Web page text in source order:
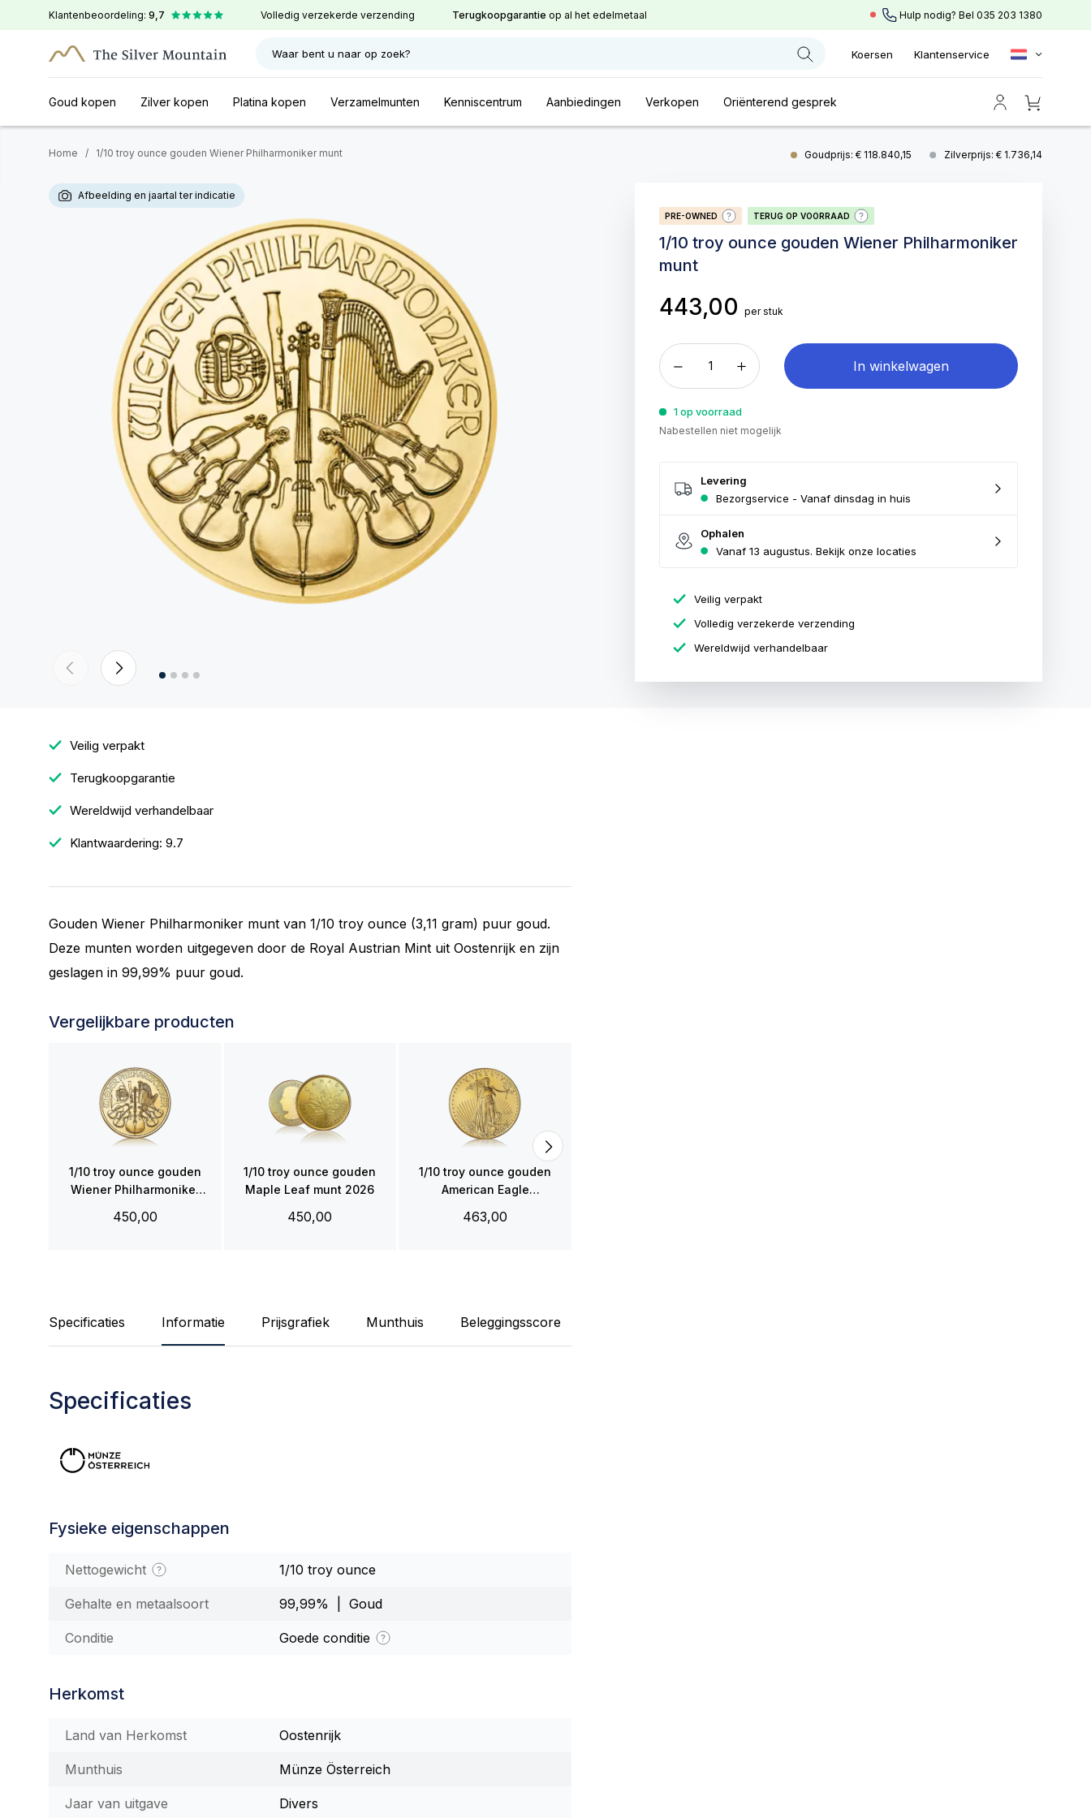
Klantenbeoordeling: 9,7 Volledig verzekerde verzending Terugkoopgarantie op al het edelmetaal Hulp nodig? Bel 035 203 1380
Waar bent u naar op zoek? Koersen Klantenservice
Goud kopen Zilver kopen Platina kopen Verzamelmunten Kenniscentrum Aanbiedingen Verkopen Oriënterend gesprek
Home / 1/10 troy ounce gouden Wiener Philharmoniker munt Goudprijs: € 118.840,15 Zilverprijs: € 1.736,14
PRE-OWNED TERUG OP VOORRAAD
1/10 troy ounce gouden Wiener Philharmoniker
munt
443,00 per stuk
In winkelwagen
1 op voorraad
Nabestellen niet mogelijk
Levering
Bezorgservice - Vanaf dinsdag in huis
Ophalen
Vanaf 13 augustus. Bekijk onze locaties
Veilig verpakt
Volledig verzekerde verzending
Wereldwijd verhandelbaar
Afbeelding en jaartal ter indicatie
Veilig verpakt
Terugkoopgarantie
Wereldwijd verhandelbaar
Klantwaardering: 9.7
Gouden Wiener Philharmoniker munt van 1/10 troy ounce (3,11 gram) puur goud.
Deze munten worden uitgegeven door de Royal Austrian Mint uit Oostenrijk en zijn
geslagen in 99,99% puur goud.
Vergelijkbare producten
1/10 troy ounce gouden
Wiener Philharmoniker
450,00
1/10 troy ounce gouden
Maple Leaf munt 2026
450,00
1/10 troy ounce gouden
American Eagle
463,00
Specificaties Informatie Prijsgrafiek Munthuis Beleggingsscore
Specificaties
Fysieke eigenschappen
Nettogewicht 1/10 troy ounce
Gehalte en metaalsoort 99,99% | Goud
Conditie Goede conditie
Herkomst
Land van Herkomst Oostenrijk
Munthuis Münze Österreich
Jaar van uitgave Divers